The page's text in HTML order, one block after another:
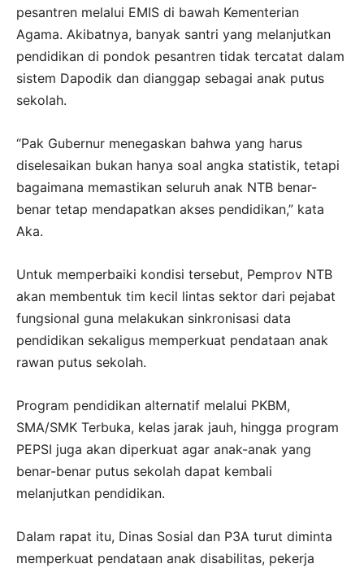
pesantren melalui EMIS di bawah Kementerian
Agama. Akibatnya, banyak santri yang melanjutkan
pendidikan di pondok pesantren tidak tercatat dalam
sistem Dapodik dan dianggap sebagai anak putus
sekolah.
“Pak Gubernur menegaskan bahwa yang harus
diselesaikan bukan hanya soal angka statistik, tetapi
bagaimana memastikan seluruh anak NTB benar-
benar tetap mendapatkan akses pendidikan,” kata
Aka.
Untuk memperbaiki kondisi tersebut, Pemprov NTB
akan membentuk tim kecil lintas sektor dari pejabat
fungsional guna melakukan sinkronisasi data
pendidikan sekaligus memperkuat pendataan anak
rawan putus sekolah.
Program pendidikan alternatif melalui PKBM,
SMA/SMK Terbuka, kelas jarak jauh, hingga program
PEPSI juga akan diperkuat agar anak-anak yang
benar-benar putus sekolah dapat kembali
melanjutkan pendidikan.
Dalam rapat itu, Dinas Sosial dan P3A turut diminta
memperkuat pendataan anak disabilitas, pekerja